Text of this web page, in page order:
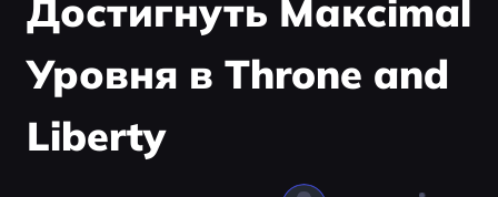
Достигнуть Максimal
Уровня в Throne and
Liberty